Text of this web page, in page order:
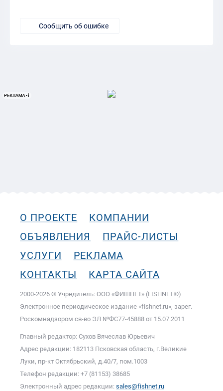
Сообщить об ошибке
О ПРОЕКТЕ
КОМПАНИИ
ОБЪЯВЛЕНИЯ
ПРАЙС-ЛИСТЫ
УСЛУГИ
РЕКЛАМА
КОНТАКТЫ
КАРТА САЙТА
2000-2026 © Учредитель: ООО «ФИШНЕТ» (FISHNET®)
Электронное периодическое издание «fishnet.ru», зарег.
Роскомнадзором cв-во ЭЛ №ФС77-45888 от 15.07.2011
Главный редактор: Сухов Вячеслав Юрьевич
Адрес редакции: 182113 Псковская область, г.Великие
Луки, пр-кт Октябрьский, д.40/7, пом.1003
Телефон редакции: +7 (81153) 38685
Электронный адрес редакции: sales@fishnet.ru